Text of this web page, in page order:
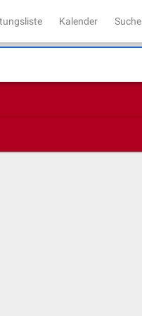
Kalender Suche